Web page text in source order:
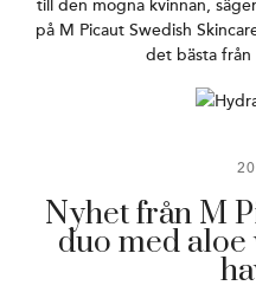
till den mogna kvinnan,
på M Picaut Swedish
det bästa
Nyhet från M
duo med aloe